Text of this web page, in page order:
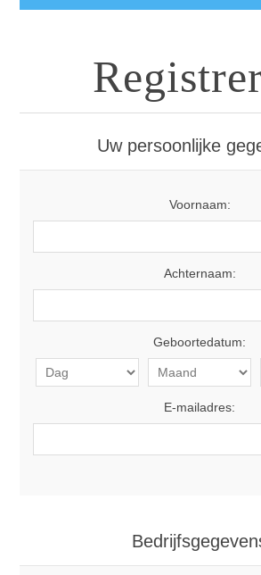
Uw persoonlijke
Voornaam:
Achternaam:
Geboortedatum:
E-mailadres: